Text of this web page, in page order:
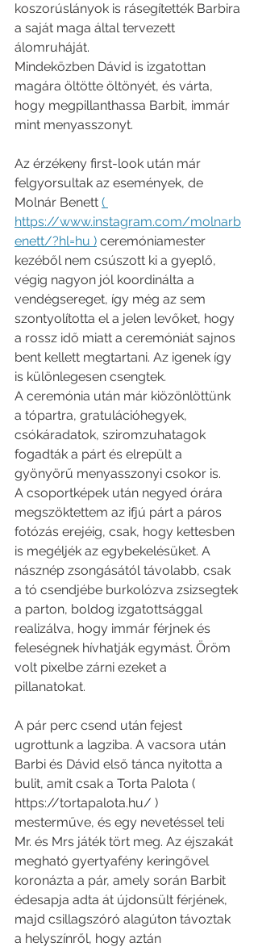
koszorúslányok is rásegítették Barbira
a saját maga által tervezett
álomruháját.
Mindeközben Dávid is izgatottan
magára öltötte öltönyét, és várta,
hogy megpillanthassa Barbit, immár
mint menyasszonyt.
Az érzékeny first-look után már
felgyorsultak az események, de
Molnár Benett (
https://www.instagram.com/molnarb
enett/?hl=hu ) ceremóniamester
kezéből nem csúszott ki a gyeplő,
végig nagyon jól koordinálta a
vendégsereget, így még az sem
szontyolította el a jelen levőket, hogy
a rossz idő miatt a ceremóniát sajnos
bent kellett megtartani. Az igenek így
is különlegesen csengtek.
A ceremónia után már kiözönlöttünk
a tópartra, gratulációhegyek,
csókáradatok, sziromzuhatagok
fogadták a párt és elrepült a
gyönyörű menyasszonyi csokor is.
A csoportképek után negyed órára
megszöktettem az ifjú párt a páros
fotózás erejéig, csak, hogy kettesben
is megéljék az egybekelésüket. A
násznép zsongásától távolabb, csak
a tó csendjébe burkolózva zsizsegtek
a parton, boldog izgatottsággal
realizálva, hogy immár férjnek és
feleségnek hívhatják egymást. Öröm
volt pixelbe zárni ezeket a
pillanatokat.
A pár perc csend után fejest
ugrottunk a lagziba. A vacsora után
Barbi és Dávid első tánca nyitotta a
bulit, amit csak a Torta Palota (
https://tortapalota.hu/ )
mesterműve, és egy nevetéssel teli
Mr. és Mrs játék tört meg. Az éjszakát
megható gyertyafény keringővel
koronázta a pár, amely során Barbit
édesapja adta át újdonsült férjének,
majd csillagszóró alagúton távoztak
a helyszínről, hogy aztán